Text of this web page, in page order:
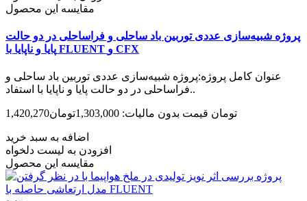
مقایسه این محصول
پروژه شبیه‌سازی عددی توربین باد ساحلی و فراساحلی در دو حالت
پایا و ناپایا با FLUENT و CFX
عنوان کامل پروژه:پروژه شبیه‌سازی عددی توربین باد ساحلی و
فراساحلی در دو حالت پایا و ناپایا با استفاد..
1,420,270تومان قیمت بدون مالیات: 1,303,000تومان
اضافه به سبد خرید
افزودن به لیست دلخواه
مقایسه این محصول